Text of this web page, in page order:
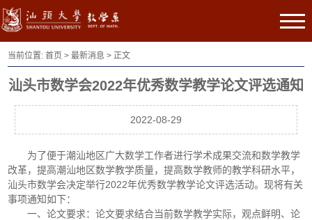
当前位置:首页 >最新消息 > 正文
汕头市数学会2022年优秀数学教学论文评选通知
2022-08-29
为了便于潮汕地区广大数学工作者进行学术成果交流和数学教学
改革，提高潮汕地区数学教学质量，提高数学教师的教学科研水平，
汕头市数学会决定举行2022年优秀数学教学论文评选活动。现将有关
事项通知如下：
一、论文要求：论文要求结合当前数学教学实际，观点鲜明、论